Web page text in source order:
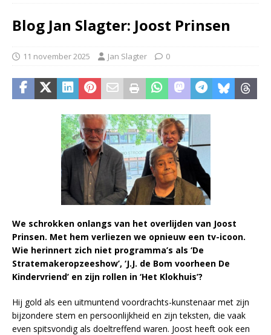
Blog Jan Slagter: Joost Prinsen
11 november 2025 Jan Slagter 0
We schrokken onlangs van het overlijden van Joost
Prinsen. Met hem verliezen we opnieuw een tv-icoon.
Wie herinnert zich niet programma’s als ‘De
Stratemakeropzeeshow’, ‘J.J. de Bom voorheen De
Kindervriend’ en zijn rollen in ‘Het Klokhuis’?
Hij gold als een uitmuntend voordrachts-kunstenaar met zijn
bijzondere stem en persoonlijkheid en zijn teksten, die vaak
even spitsvondig als doeltreffend waren. Joost heeft ook een